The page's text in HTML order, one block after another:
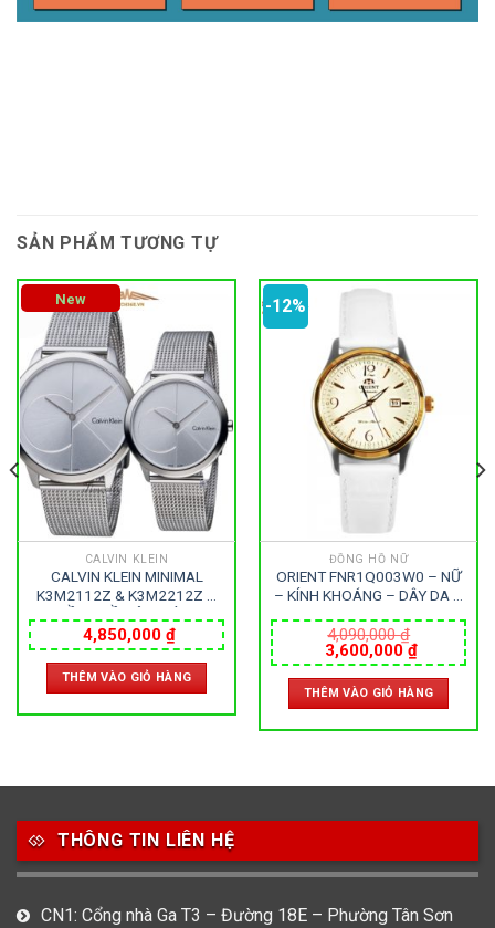
SẢN PHẨM TƯƠNG TỰ
New
CALVIN KLEIN
CALVIN KLEIN MINIMAL
K3M2112Z & K3M2212Z –
KHOÁNG – DÂY KIM LOẠI –
PIN – SIZE 40&35 MM – MÁY
THUỴ SỸ
4,850,000 ₫
THÊM VÀO GIỎ HÀNG
-12%
ĐỒNG HỒ NỮ
ORIENT FNR1Q003W0 – NỮ
– KÍNH KHOÁNG – DÂY DA –
MÁY NHẬT
4,090,000₫
Giá
gốc
là:
4,090,000 ₫.
3,600,000₫Giá
hiện
tại
là:
THÊM VÀO GIỎ HÀNG
₫.
THÔNG TIN LIÊN HỆ
CN1: Cổng nhà Ga T3 – Đường 18E – Phường Tân Sơn